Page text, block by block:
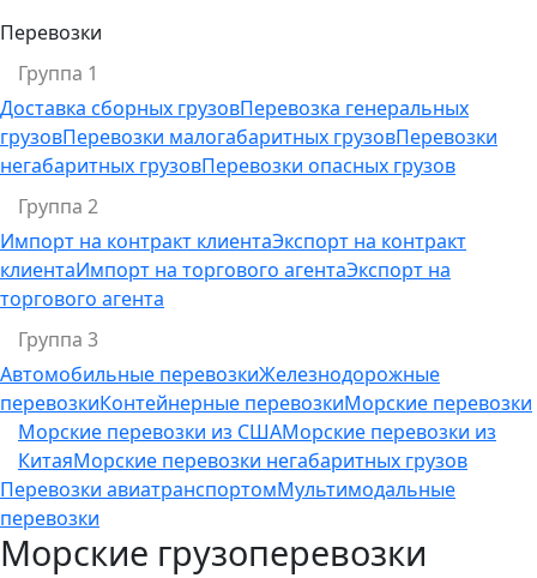
Перевозки
Группа 1
Доставка сборных грузовПеревозка генеральных
грузовПеревозки малогабаритных грузовПеревозки
негабаритных грузовПеревозки опасных грузов
Группа 2
Импорт на контракт клиентаЭкспорт на контракт
клиентаИмпорт на торгового агентаЭкспорт на
торгового агента
Группа 3
Автомобильные перевозкиЖелезнодорожные
перевозкиКонтейнерные перевозкиМорские перевозки
Морские перевозки из СШАМорские перевозки из
КитаяМорские перевозки негабаритных грузов
Перевозки авиатранспортомМультимодальные
перевозки
Морские грузоперевозки